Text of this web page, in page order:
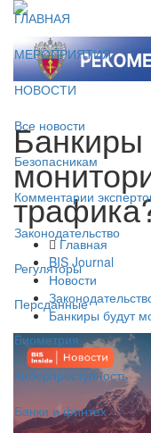
ГЛАВНАЯ
МЕРОПРИЯТИЯ
НОВОСТИ
Все новости
Безопасникам
Комментарии
Законодательство
Регуляторы
Персданные
Биометрия
Киберпреступность
Банки и финтех
Банкиры
Главная
BIS Journal
Новости
Банкиры будут